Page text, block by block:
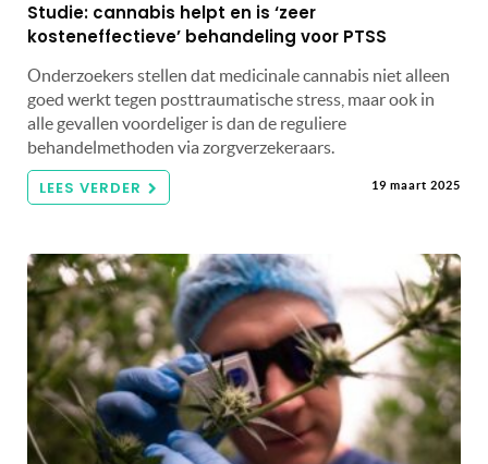
Studie: cannabis helpt en is ‘zeer
kosteneffectieve’ behandeling voor PTSS
Onderzoekers stellen dat medicinale cannabis niet alleen
goed werkt tegen posttraumatische stress, maar ook in
alle gevallen voordeliger is dan de reguliere
behandelmethoden via zorgverzekeraars.
LEES VERDER 19 maart 2025